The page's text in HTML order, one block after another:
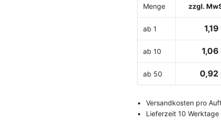
Menge zzgl.
ab 1
ab 10 1,06
ab 50 0,92
Versandkosten pro
Lieferzeit 10 Werktage